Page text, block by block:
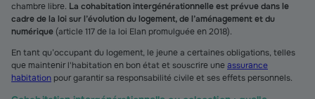
chambre libre. La cohabitation intergénérationnelle est prévue dans le
cadre de la loi sur l’évolution du logement, de l’aménagement et du
numérique (article 117 de la loi Elan promulguée en 2018).
En tant qu’occupant du logement, le jeune a certaines obligations, telles
que maintenir l'habitation en bon état et souscrire uneassurance
habitation pour garantir sa responsabilité civile et ses effets personnels.